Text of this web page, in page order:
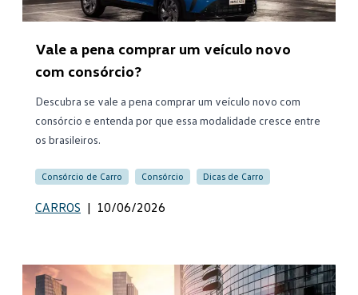
Vale a pena comprar um veículo novo
com consórcio?
Descubra se vale a pena comprar um veículo novo com
consórcio e entenda por que essa modalidade cresce entre
os brasileiros.
Consórcio de Carro Consórcio Dicas de Carro
CARROS | 10/06/2026